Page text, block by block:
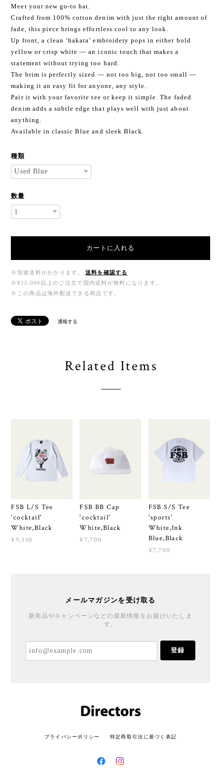
Meet your new go-to hat.
Crafted from 100% cotton denim with just the right amount of
fade, this piece brings effortless cool to any look.
Up front, a clean ‘hakata’ embroidery pops in either bold
yellow or crisp white — an iconic touch that makes a
statement without trying too hard.
The brim is perfectly sized — not too big, not too small —
making it an easy fit for anyone, any style.
Pair it with your favorite tee or keep it simple. The faded
denim adds a subtle edge that plays well with just about
anything.
Available in classic Blue and sleek Black.
種類
数量
カートに入れる
※別途送料がかかります。
送料を確認する
※¥15,000以上のご注文で国内送料が無料になります。
※この商品は海外配送できる商品です。
通報する
Related Items
FSB L/S Tee
'cocktail'
White,Black
¥9,350
FSB BB Cap
'cocktail'
White,Black
¥7,700
FSB S/S Tee
'sports'
White,Ink
Blue,Black
¥7,700
メールマガジンを受け取る
新商品やキャンペーンなどの最新情報をお届けいたしま
す。
登録
プライバシーポリシー 特定商取引法に基づく表記